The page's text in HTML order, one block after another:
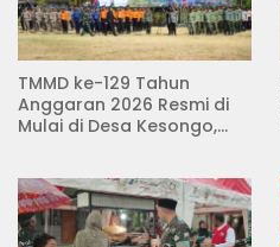
TMMD ke-129 Tahun
Anggaran 2026 Resmi di
Mulai di Desa Kesongo,